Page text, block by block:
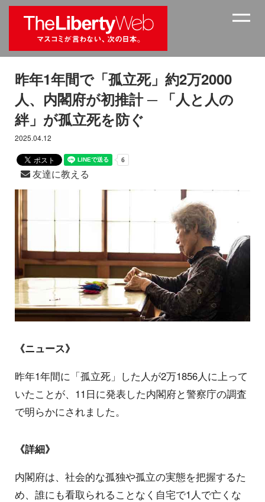
昨年1年間で「孤立死」約2万2000
人、内閣府が初推計 ─ 「人と人の
絆」が孤立死を防ぐ
2025.04.12
友達に教える
《ニュース》
昨年1年間に「孤立死」した人が2万1856人に上って
いたことが、11日に発表した内閣府と警察庁の調査
で明らかにされました。
《詳細》
内閣府は、社会的な孤独や孤立の実態を把握するた
め、誰にも看取られることなく自宅で1人で亡くな